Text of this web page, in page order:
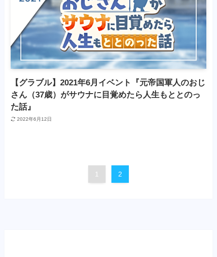
【グラブル】2021年6月イベント『元帝国軍人のおじ
さん（37歳）がサウナに目覚めたら人生もととのっ
た話』
2022年6月12日
1 2